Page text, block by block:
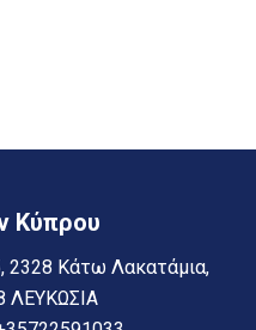
Κύπρου
2328 Κάτω Λακατάμια,
ΛΕΥΚΩΣΙΑ